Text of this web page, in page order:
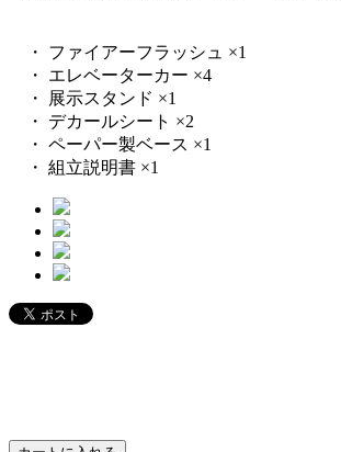
・ ファイアーフラッシュ ×1
・ エレベーターカー ×4
・ 展示スタンド ×1
・ デカールシート ×2
・ ペーパー製ベース ×1
・ 組立説明書 ×1